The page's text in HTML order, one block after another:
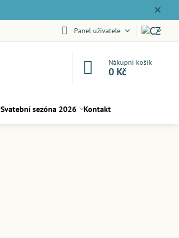
✕
Panel uživatele
Nákupní košík
0 Kč
Svatební sezóna 2026 Kontakt